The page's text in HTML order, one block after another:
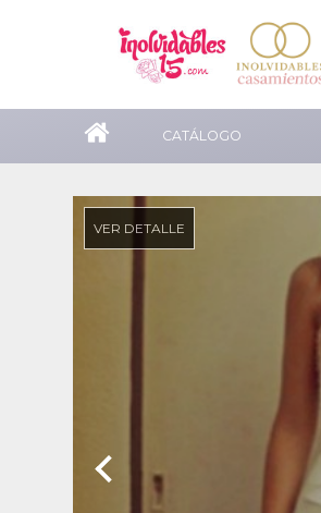
CATÁLOGO
VER DETALLE